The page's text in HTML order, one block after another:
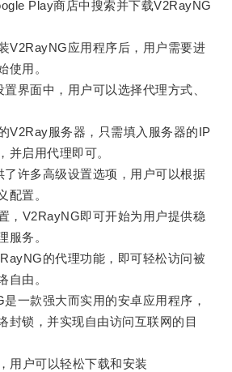
Play商店中搜索并下载V2RayNG
应用程序后，用户需要进
使用。
面中，用户可以选择代理方式、
服务器，只需填入服务器的IP
并启用代理即可。
许多高级设置选项，用户可以根据
配置。
V2RayNG即可开始为用户提供稳
服务。
的代理功能，即可轻松访问被
自由。
款强大而实用的安卓应用程序，
封锁，并实现自由访问互联网的目
户可以轻松下载和安装